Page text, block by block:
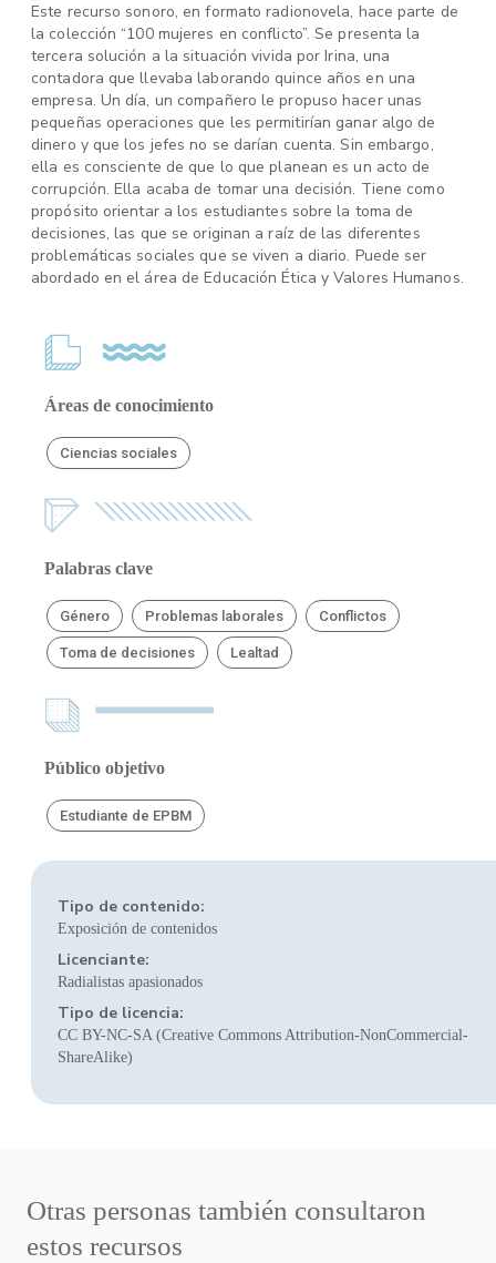
Este recurso sonoro, en formato radionovela, hace parte de
la colección “100 mujeres en conflicto”. Se presenta la
tercera solución a la situación vivida por Irina, una
contadora que llevaba laborando quince años en una
empresa. Un día, un compañero le propuso hacer unas
pequeñas operaciones que les permitirían ganar algo de
dinero y que los jefes no se darían cuenta. Sin embargo,
ella es consciente de que lo que planean es un acto de
corrupción. Ella acaba de tomar una decisión. Tiene como
propósito orientar a los estudiantes sobre la toma de
decisiones, las que se originan a raíz de las diferentes
problemáticas sociales que se viven a diario. Puede ser
abordado en el área de Educación Ética y Valores Humanos.
Áreas de conocimiento
Ciencias sociales
Palabras clave
Género Problemas laborales Conflictos
Toma de decisiones Lealtad
Público objetivo
Estudiante de EPBM
Tipo de contenido:
Exposición de contenidos
Licenciante:
Radialistas apasionados
Tipo de licencia:
CC BY-NC-SA (Creative Commons Attribution-NonCommercial-
ShareAlike)
Otras personas también consultaron
estos recursos